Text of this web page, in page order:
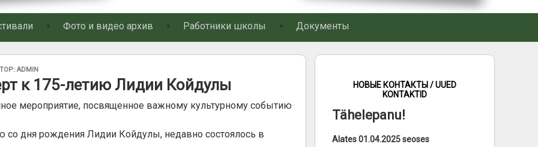
Фото и видео архив Работники школы Документы
ADMIN
к 175-летию Лидии Койдулы
мероприятие, посвященное важному культурному событию
со дня рождения Лидии Койдулы, недавно состоялось в
НОВЫЕ КОНТАКТЫ / UUED
KONTAKTID
Tähelepanu!
Alates 01.04.2025 seoses